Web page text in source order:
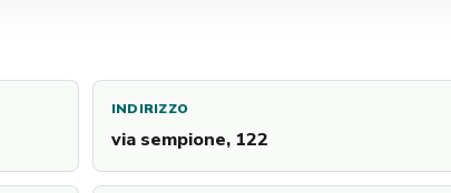
INDIRIZZO
via sempione, 122